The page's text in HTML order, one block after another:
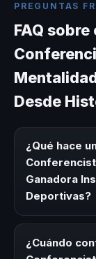
PREGUNTAS
FAQ
Desde
¿Qué hace
Ganadora
Deportivas?
Mentalidad
Deportivas es
¿Cuándo